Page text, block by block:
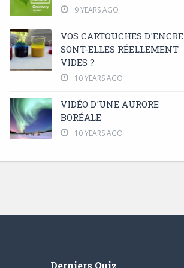
9 YEARS AGO
VOS CARTOUCHES D'ENCRE
SONT-ELLES RÉELLEMENT
VIDES ?
10 YEARS AGO
VIDÉO D'UNE AURORE
BORÉALE
10 YEARS AGO
Derniers Quiz